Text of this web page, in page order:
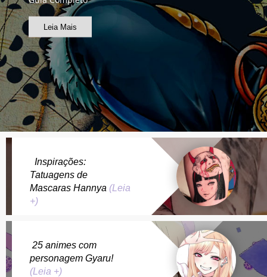
Leia Mais
Inspirações:
Tatuagens de
Mascaras Hannya (Leia
+)
25 animes com
personagem Gyaru!
(Leia +)